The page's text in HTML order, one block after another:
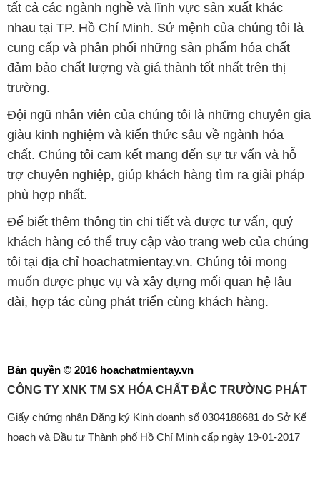
tất cả các ngành nghề và lĩnh vực sản xuất khác
nhau tại TP. Hồ Chí Minh. Sứ mệnh của chúng tôi là
cung cấp và phân phối những sản phẩm hóa chất
đảm bảo chất lượng và giá thành tốt nhất trên thị
trường.
Đội ngũ nhân viên của chúng tôi là những chuyên gia
giàu kinh nghiệm và kiến thức sâu về ngành hóa
chất. Chúng tôi cam kết mang đến sự tư vấn và hỗ
trợ chuyên nghiệp, giúp khách hàng tìm ra giải pháp
phù hợp nhất.
Để biết thêm thông tin chi tiết và được tư vấn, quý
khách hàng có thể truy cập vào trang web của chúng
tôi tại địa chỉ hoachatmientay.vn. Chúng tôi mong
muốn được phục vụ và xây dựng mối quan hệ lâu
dài, hợp tác cùng phát triển cùng khách hàng.
Bản quyền © 2016 hoachatmientay.vn
CÔNG TY XNK TM SX HÓA CHẤT ĐẮC TRƯỜNG PHÁT
Giấy chứng nhận Đăng ký Kinh doanh số 0304188681 do Sở Kế
hoạch và Đầu tư Thành phố Hồ Chí Minh cấp ngày 19-01-2017